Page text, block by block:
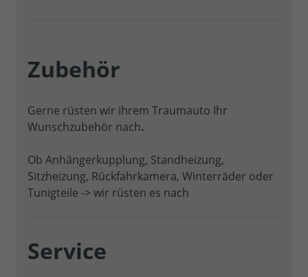
Zubehör
Gerne rüsten wir ihrem Traumauto Ihr
Wunschzubehör nach.
Ob Anhängerkupplung, Standheizung,
Sitzheizung, Rückfahrkamera, Winterräder oder
Tunigteile -> wir rüsten es nach
Service